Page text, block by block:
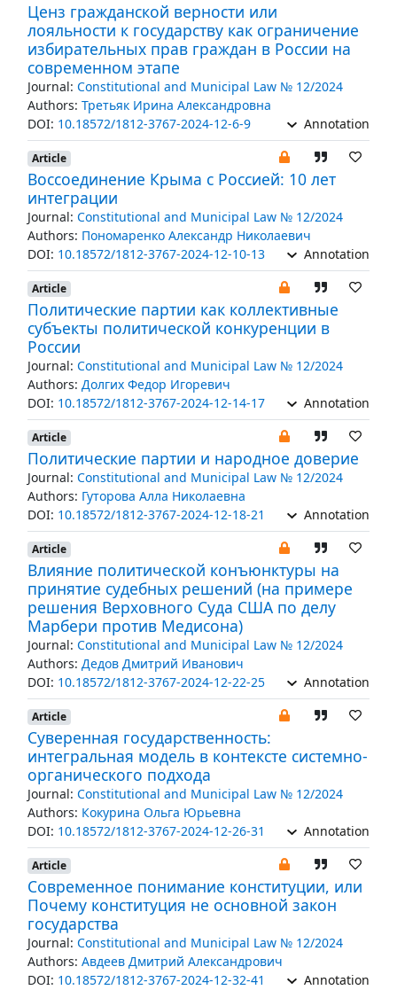
Ценз гражданской верности или
лояльности к государству как ограничение
избирательных прав граждан в России на
современном этапе
Journal: Constitutional and Municipal Law № 12/2024
Authors: Третьяк Ирина Александровна
DOI: 10.18572/1812-3767-2024-12-6-9 Annotation
Article
Воссоединение Крыма с Россией: 10 лет
интеграции
Journal: Constitutional and Municipal Law № 12/2024
Authors: Пономаренко Александр Николаевич
DOI: 10.18572/1812-3767-2024-12-10-13 Annotation
Article
Политические партии как коллективные
субъекты политической конкуренции в
России
Journal: Constitutional and Municipal Law № 12/2024
Authors: Долгих Федор Игоревич
DOI: 10.18572/1812-3767-2024-12-14-17 Annotation
Article
Политические партии и народное доверие
Journal: Constitutional and Municipal Law № 12/2024
Authors: Гуторова Алла Николаевна
DOI: 10.18572/1812-3767-2024-12-18-21 Annotation
Article
Влияние политической конъюнктуры на
принятие судебных решений (на примере
решения Верховного Суда США по делу
Марбери против Медисона)
Journal: Constitutional and Municipal Law № 12/2024
Authors: Дедов Дмитрий Иванович
DOI: 10.18572/1812-3767-2024-12-22-25 Annotation
Article
Суверенная государственность:
интегральная модель в контексте системно-
органического подхода
Journal: Constitutional and Municipal Law № 12/2024
Authors: Кокурина Ольга Юрьевна
DOI: 10.18572/1812-3767-2024-12-26-31 Annotation
Article
Современное понимание конституции, или
Почему конституция не основной закон
государства
Journal: Constitutional and Municipal Law № 12/2024
Authors: Авдеев Дмитрий Александрович
DOI: 10.18572/1812-3767-2024-12-32-41 Annotation